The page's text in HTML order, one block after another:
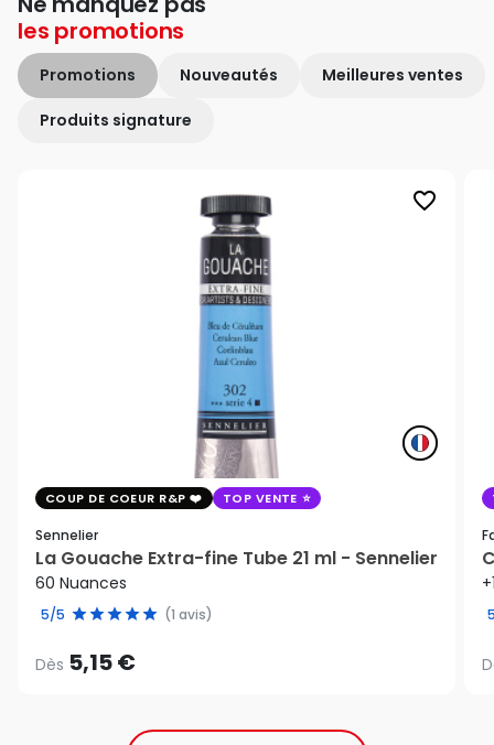
les promotions
Promotions Nouveautés Meilleures ventes
Produits signature
favorite_border
COUP DE COEUR R&P TOP VENTE
Sennelier
La Gouache Extra-fine Tube 21 ml - Sennelier
60 Nuances
5/5 (1 avis)
Dès 5,15 €